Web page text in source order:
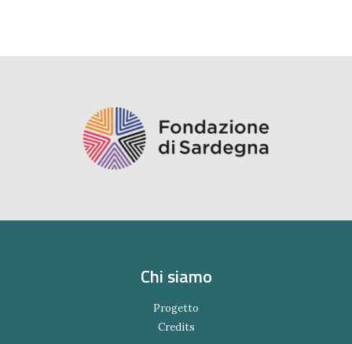
Chi siamo
Progetto
Credits